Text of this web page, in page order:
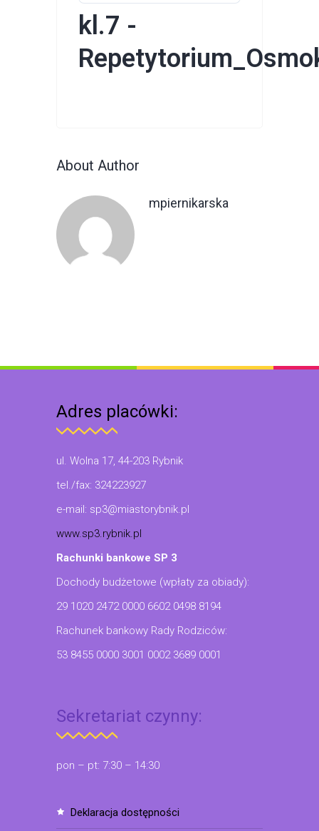
kl.7 -
About Author
mpiernikarska
Adres placówki:
ul. Wolna 17, 44-203 Rybnik
tel./fax: 324223927
e-mail: sp3@miastorybnik.pl
www.sp3.rybnik.pl
Rachunki bankowe SP 3
Dochody budżetowe (wpłaty za obiady):
29 1020 2472 0000 6602 0498 8194
Rachunek bankowy Rady Rodziców:
53 8455 0000 3001 0002 3689 0001
Sekretariat czynny:
pon – pt: 7:30 – 14:30
deklaracja dostępności